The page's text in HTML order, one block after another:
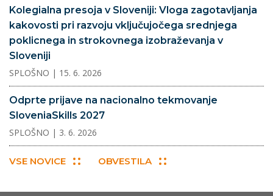
Kolegialna presoja v Sloveniji: Vloga zagotavljanja
kakovosti pri razvoju vključujočega srednjega
poklicnega in strokovnega izobraževanja v
Sloveniji
SPLOŠNO | 15. 6. 2026
Odprte prijave na nacionalno tekmovanje
SloveniaSkills 2027
SPLOŠNO | 3. 6. 2026
VSE NOVICE OBVESTILA